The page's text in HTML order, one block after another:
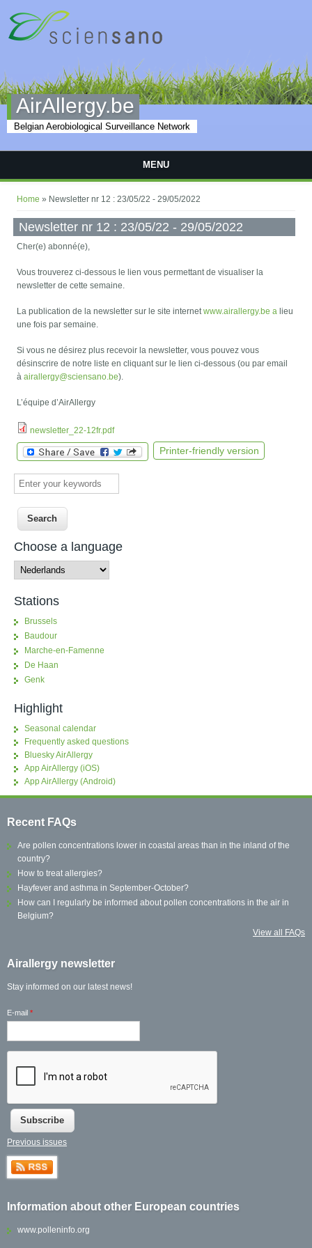
AirAllergy.be
Belgian Aerobiological Surveillance Network
MENU
You are here
Home » Newsletter nr 12 : 23/05/22 - 29/05/2022
Newsletter nr 12 : 23/05/22 - 29/05/2022
Cher(e) abonné(e),
Vous trouverez ci-dessous le lien vous permettant de visualiser la
newsletter de cette semaine.
La publication de la newsletter sur le site internetwww.airallergy.be a lieu
une fois par semaine.
Si vous ne désirez plus recevoir la newsletter, vous pouvez vous
désinscrire de notre liste en cliquant sur le lien ci-dessous (ou par email
àairallergy@sciensano.be).
L’équipe d’AirAllergy
newsletter_22-12fr.pdf
Printer-friendly version
Enter your keywords
Choose a language
Stations
Brussels
Baudour
Marche-en-Famenne
De Haan
Genk
Highlight
Seasonal calendar
Frequently asked questions
Bluesky AirAllergy
App AirAllergy (iOS)
App AirAllergy (Android)
Recent FAQs
Are pollen concentrations lower in coastal areas than in the inland of the
country?
How to treat allergies?
Hayfever and asthma in September-October?
How can I regularly be informed about pollen concentrations in the air in
Belgium?
View all FAQs
Airallergy newsletter
Stay informed on our latest news!
E-mail *
Previous issues
Information about other European countries
www.polleninfo.org